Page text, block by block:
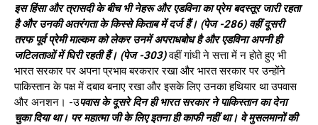
इस हिंसा और त्रासदी के बीच भी नेहरू और एडविना का प्रेम बदस्तूर जारी रहता
है और उनकी अतरंगता के किस्से किताब में दर्ज हैं। (पेज -286) वहीं दूसरी
तरफ पूर्व प्रेमी माल्कम को लेकर उनमें अपराधबोध है और एडविना अपनी ही
जटिलताओं में घिरी रहती हैं। (पेज -303) वहीं गांधी ने सत्ता में न होते हुए भी
भारत सरकार पर अपना प्रभाव बरकरार रखा और भारत सरकार पर उन्होंने
पाकिस्तान के पक्ष में दबाव बनाए रखा और इसके लिए उनका हथियार था उपवास
और अनशन। -उपवास के दूसरे दिन ही भारत सरकार ने पाकिस्तान का देना
चुका दिया था। पर महात्मा जी के लिए इतना ही काफी नहीं था। वे मुसलमानों की